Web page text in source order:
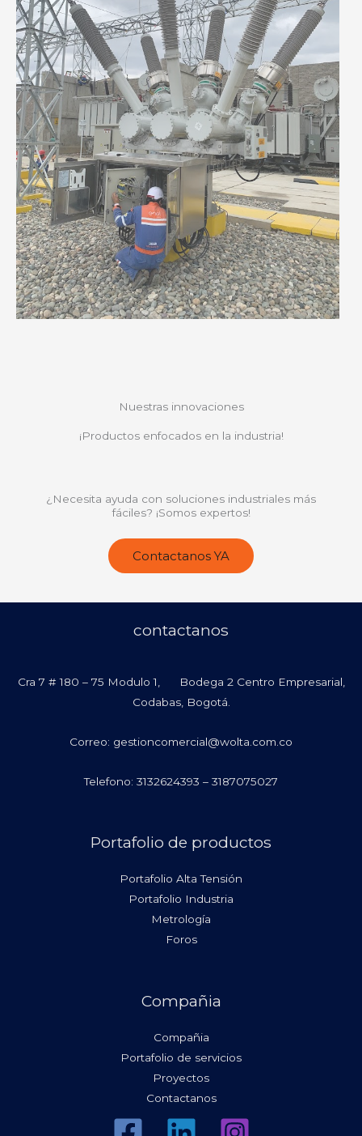
Nuestras innovaciones
¡Productos enfocados en la industria!
¿Necesita ayuda con soluciones industriales más
fáciles? ¡Somos expertos!
Contactanos YA
contactanos
Cra 7 # 180 – 75 Modulo 1, Bodega 2 Centro Empresarial,
Codabas, Bogotá.
Correo: gestioncomercial@wolta.com.co
Telefono: 3132624393 – 3187075027
Portafolio de productos
Portafolio Alta Tensión
Portafolio Industria
Metrología
Foros
Compañia
Compañia
Portafolio de servicios
Proyectos
Contactanos